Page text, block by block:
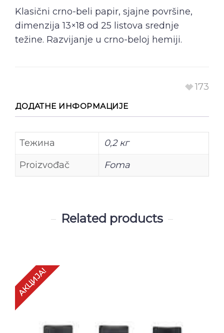
Klasični crno-beli papir, sjajne površine,
dimenzija 13×18 od 25 listova srednje
težine. Razvijanje u crno-beloj hemiji.
173
ДОДАТНЕ ИНФОРМАЦИЈЕ
Тежина
0,2 кг
Proizvođač
Foma
Related products
АКЦИЈА!